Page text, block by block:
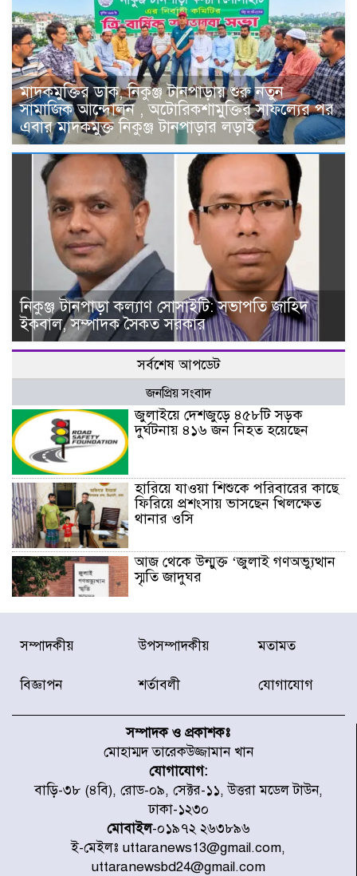
মাদকমুক্তির ডাক, নিকুঞ্জ টানপাড়ায় শুরু নতুন
সামাজিক আন্দোলন , অটোরিকশামুক্তির সাফল্যের পর
এবার মাদকমুক্ত নিকুঞ্জ টানপাড়ার লড়াই
নিকুঞ্জ টানপাড়া কল্যাণ সোসাইটি: সভাপতি জাহিদ
ইকবাল, সম্পাদক সৈকত সরকার
সর্বশেষ আপডেট
জনপ্রিয় সংবাদ
জুলাইয়ে দেশজুড়ে ৪৫৮টি সড়ক
দুর্ঘটনায় ৪১৬ জন নিহত হয়েছেন
হারিয়ে যাওয়া শিশুকে পরিবারের কাছে
ফিরিয়ে প্রশংসায় ভাসছেন খিলক্ষেত
থানার ওসি
আজ থেকে উন্মুক্ত ‘জুলাই গণঅভ্যুত্থান
স্মৃতি জাদুঘর
রাজধানীর উত্তরা আঞ্চলিক পাসপোর্ট
অফিসের সামনে দালাল চক্রের ১৩ জন
করেছে র‌্যাব-১
চূড়ান্ত পর্যায়ে : ইরান
প্রত্যেক অপরাধীর বিচার এ দেশেই
হবে, সে যত শক্তিশালীই হোক না কেন,
চট্টগ্রামে জুলাই গণঅভ্যুত্থান দিবসে
প্রতিমন্ত্রী মীর হেলাল
আগামী ৫ দিন বৃষ্টির আভাস
সম্পাদকীয় উপসম্পাদকীয় মতামত
বিজ্ঞাপন শর্তাবলী যোগাযোগ
সম্পাদক ও প্রকাশকঃ
মোহাম্মদ তারেকউজ্জামান খান
যোগাযোগ:
বাড়ি-৩৮ (৪বি), রোড-০৯, সেক্টর-১১, উত্তরা মডেল টাউন,
ঢাকা-১২৩০
মোবাইল-০১৯৭২ ২৬৩৮৯৬
ই-মেইলঃ uttaranews13@gmail.com,
uttaranewsbd24@gmail.com